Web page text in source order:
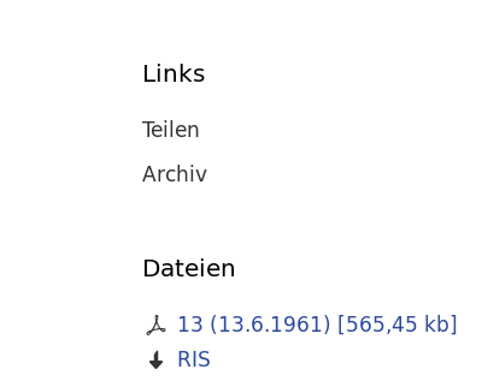
Links
Teilen
Archiv
Dateien
13 (13.6.1961) [565,45 kb]
RIS